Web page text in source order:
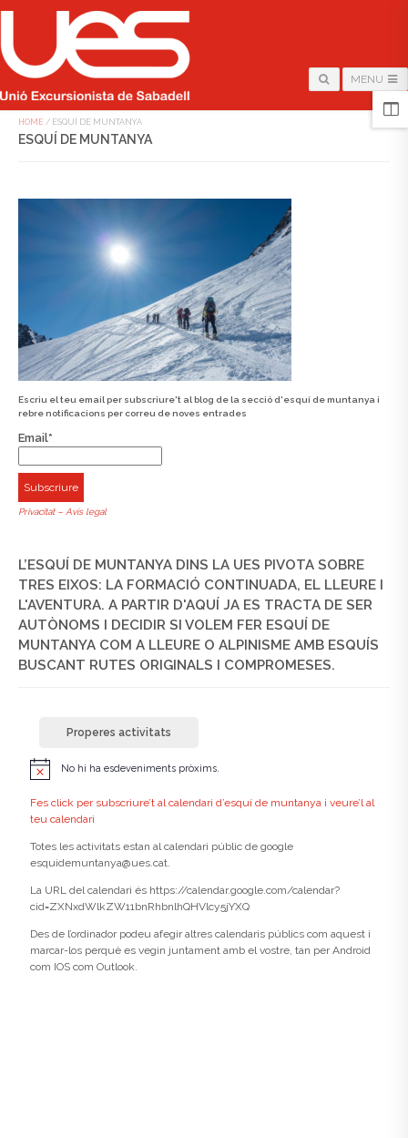
MENU
HOME / ESQUÍ DE MUNTANYA
ESQUÍ DE MUNTANYA
Escriu el teu email per subscriure't al blog de la secció d'esquí de muntanya i
rebre notificacions per correu de noves entrades
Email*
Privacitat – Avís legal
L’ESQUÍ DE MUNTANYA DINS LA UES PIVOTA SOBRE
TRES EIXOS: LA FORMACIÓ CONTINUADA, EL LLEURE I
L'AVENTURA. A PARTIR D'AQUÍ JA ES TRACTA DE SER
AUTÒNOMS I DECIDIR SI VOLEM FER ESQUÍ DE
MUNTANYA COM A LLEURE O ALPINISME AMB ESQUÍS
BUSCANT RUTES ORIGINALS I COMPROMESES.
Properes activitats
í
s
No hi ha esdeveniments pròxims.
Fes click per subscriure’t al calendari d’esquí de muntanya i veure’l al
teu calendari
Totes les activitats estan al calendari públic de google
esquidemuntanya@ues.cat.
La URL del calendari és https://calendar.google.com/calendar?
cid=ZXNxdWlkZW11bnRhbnlhQHVlcy5jYXQ
Des de l’ordinador podeu afegir altres calendaris públics com aquest i
marcar-los perquè es vegin juntament amb el vostre, tan per Android
com IOS com Outlook.